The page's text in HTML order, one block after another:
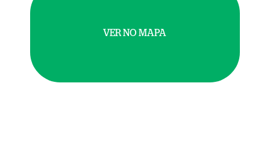
VER NO MAPA